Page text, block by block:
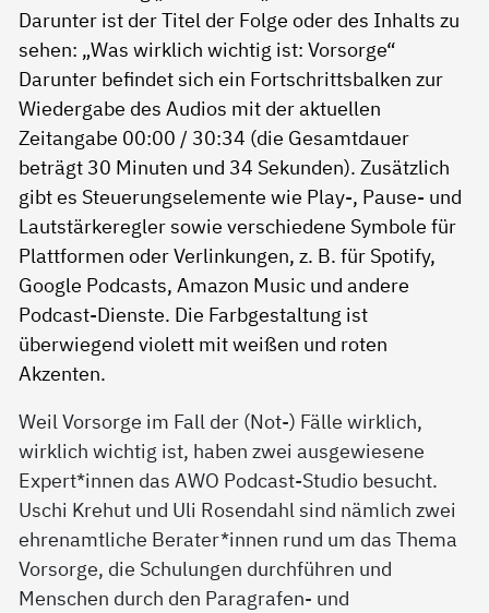
Weil Vorsorge im Fall der (Not-) Fälle wirklich,
wirklich wichtig ist, haben zwei ausgewiesene
Expert*innen das AWO Podcast-Studio besucht.
Uschi Krehut und Uli Rosendahl sind nämlich zwei
ehrenamtliche Berater*innen rund um das Thema
Vorsorge, die Schulungen durchführen und
Menschen durch den Paragrafen- und